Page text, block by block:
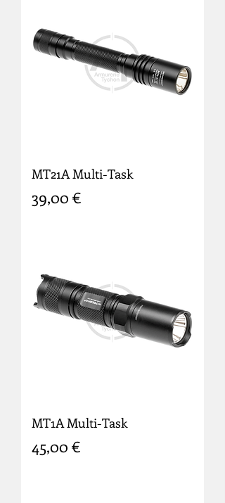
MT21A Multi-Task
Prix
39,00 €
MT1A Multi-Task
Prix
45,00 €